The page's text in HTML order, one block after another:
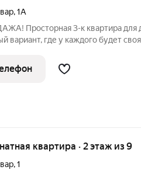
,1А
Просторная 3-к квартира для
вариант, где у каждого будет своя
районе с инфраструктурой «под
Параметры и планировка: Метраж: общая
квартира · 2 этаж из 9
,1